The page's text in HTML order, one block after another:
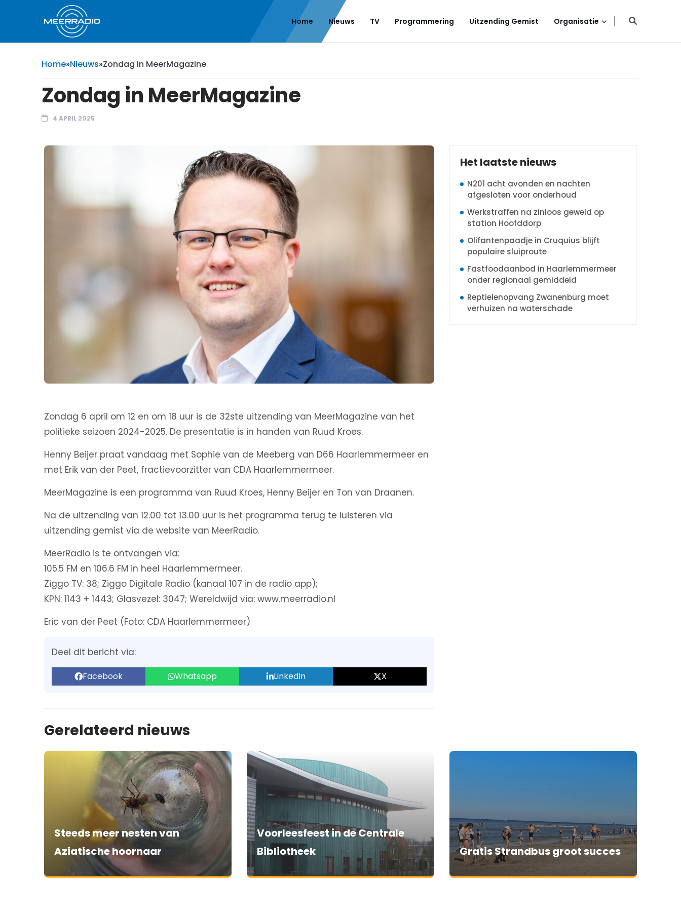
Home Nieuws TV Programmering Uitzending Gemist Organisatie
Home»Nieuws»Zondag in MeerMagazine
Zondag in MeerMagazine
4 APRIL 2025
Zondag 6 april om 12 en om 18 uur is de 32ste uitzending van MeerMagazine van het
politieke seizoen 2024-2025. De presentatie is in handen van Ruud Kroes.
Henny Beijer praat vandaag met Sophie van de Meeberg van D66 Haarlemmermeer en
met Erik van der Peet, fractievoorzitter van CDA Haarlemmermeer.
MeerMagazine is een programma van Ruud Kroes, Henny Beijer en Ton van Draanen.
Na de uitzending van 12.00 tot 13.00 uur is het programma terug te luisteren via
uitzending gemist via de website van MeerRadio.
MeerRadio is te ontvangen via:
105.5 FM en 106.6 FM in heel Haarlemmermeer.
Ziggo TV: 38; Ziggo Digitale Radio (kanaal 107 in de radio app);
KPN: 1143 + 1443; Glasvezel: 3047; Wereldwijd via: www.meerradio.nl
Eric van der Peet (Foto: CDA Haarlemmermeer)
Deel dit bericht via:
Facebook Whatsapp LinkedIn X
Het laatste nieuws
N201 acht avonden en nachten
afgesloten voor onderhoud
Werkstraffen na zinloos geweld op
station Hoofddorp
Olifantenpaadje in Cruquius blijft
populaire sluiproute
Fastfoodaanbod in Haarlemmermeer
onder regionaal gemiddeld
Reptielenopvang Zwanenburg moet
verhuizen na waterschade
Gerelateerd nieuws
Steeds meer nesten van
Aziatische hoornaar
Voorleesfeest in de Centrale
Bibliotheek
Gratis Strandbus groot succes